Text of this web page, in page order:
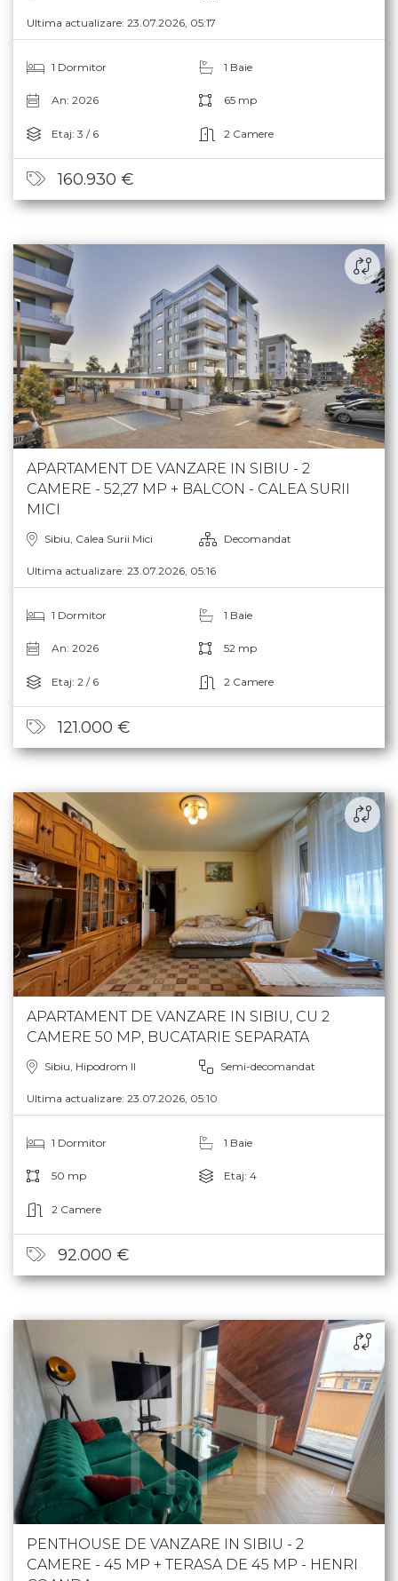
Ultima actualizare: 23.07.2026, 05:17
1 Dormitor 1 Baie
An: 2026 65 mp
Etaj: 3 / 6 2 Camere
160.930 €
APARTAMENT DE VANZARE IN SIBIU - 2
CAMERE - 52,27 MP + BALCON - CALEA SURII
MICI
Sibiu, Calea Surii Mici Decomandat
Ultima actualizare: 23.07.2026, 05:16
1 Dormitor 1 Baie
An: 2026 52 mp
Etaj: 2 / 6 2 Camere
121.000 €
APARTAMENT DE VANZARE IN SIBIU, CU 2
CAMERE 50 MP, BUCATARIE SEPARATA
Sibiu, Hipodrom II Semi-decomandat
Ultima actualizare: 23.07.2026, 05:10
1 Dormitor 1 Baie
50 mp Etaj: 4
2 Camere
92.000 €
PENTHOUSE DE VANZARE IN SIBIU - 2
CAMERE - 45 MP + TERASA DE 45 MP - HENRI